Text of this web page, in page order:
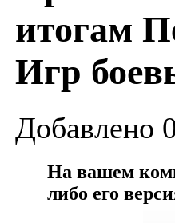
итогам
Игр
Добавлено
На вашем
либо его